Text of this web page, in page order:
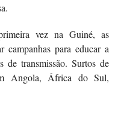
vez na Guiné, as
campanhas para educar a
de transmissão. Surtos de
Angola, África do Sul,